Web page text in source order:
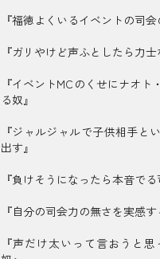
『福徳よくいるイベントの司会
『ガリやけど声ふとしたら力
『イベントMCのくせにナオ
る奴』
『ジャルジャルで子供相手と
出す』
『負けそうになったら本音でる
『自分の司会力の無さを実感す
『声だけ太いって言おうと